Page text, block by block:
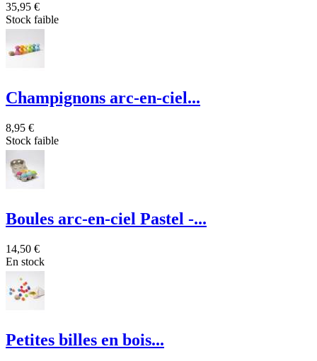
35,95 €
Stock faible
Champignons arc-en-ciel...
8,95 €
Stock faible
Boules arc-en-ciel Pastel -...
14,50 €
En stock
Petites billes en bois...